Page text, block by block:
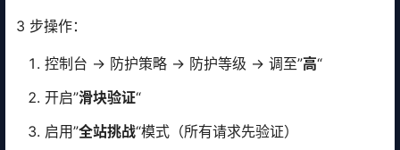
3 步操作：
控制台 → 防护策略 → 防护等级 → 调至”高“
开启”滑块验证“
启用”全站挑战“模式（所有请求先验证）